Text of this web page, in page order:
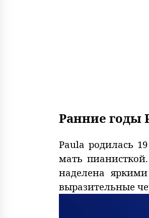
Ранние годы
Paula родилась
мать
наделена
выразительные